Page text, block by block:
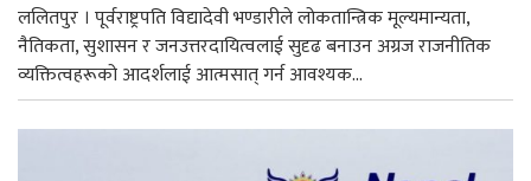
ललितपुर । पूर्वराष्ट्रपति विद्यादेवी भण्डारीले लोकतान्त्रिक मूल्यमान्यता,
नैतिकता, सुशासन र जनउत्तरदायित्वलाई सुदृढ बनाउन अग्रज राजनीतिक
व्यक्तित्वहरूको आदर्शलाई आत्मसात् गर्न आवश्यक...